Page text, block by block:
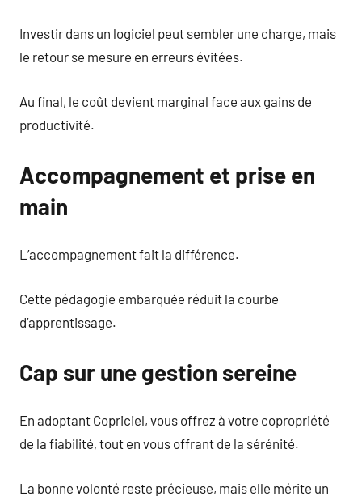
Investir dans un logiciel peut sembler une charge, mais
le retour se mesure en erreurs évitées.
Au final, le coût devient marginal face aux gains de
productivité.
Accompagnement et prise en
main
L’accompagnement fait la différence.
Cette pédagogie embarquée réduit la courbe
d’apprentissage.
Cap sur une gestion sereine
En adoptant Copriciel, vous offrez à votre copropriété
de la fiabilité, tout en vous offrant de la sérénité.
La bonne volonté reste précieuse, mais elle mérite un